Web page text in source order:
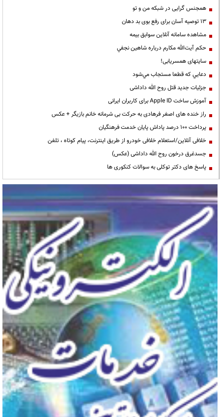
همجنس گرایی در شبکه من و تو
13 توصیه آسان برای رفع بوی بد دهان
مشاهده سامانه آنلاين سوابق بیمه
حكم آيت‌الله مكارم درباره شاهين نجفي
سایتهای همسریابی!
دعايي كه قطعا مستجاب مي‌شود
جزئیات جدید قتل روح الله داداشی
آموزش ساخت Apple ID برای کاربران ایرانی
راز خنده های اصغر فرهادی به حرکت بی شرمانه خانم بازیگر + عکس
پرداخت ۱۰۰ درصد پاداش پایان خدمت فرهنگیان
خلافی آنلاین/استعلام خلافی خودرو از طریق اینترنت، پیام کوتاه ، تلفن
جسدغرق درخون روح الله داداشی (عکس)
پاسخ های دکتر توکلی به سوالات کنکوری ها